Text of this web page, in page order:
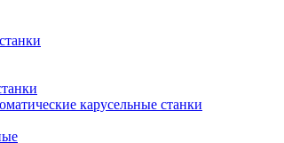
карусельные станки